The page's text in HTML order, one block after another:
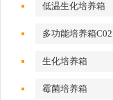
低温生化培养箱
多功能培养箱C02
生化培养箱
霉菌培养箱